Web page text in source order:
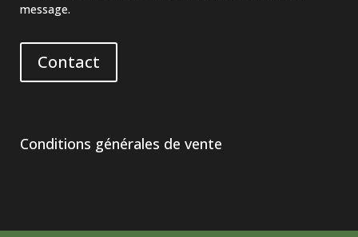
message.
Contact
Conditions générales de vente